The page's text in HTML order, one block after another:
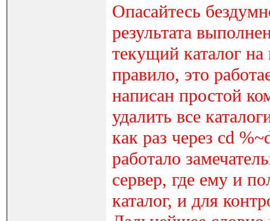
Опасайтесь
результата
текущий каталог
правило, это
написан простой
удалить все
как раз через cd
работало
сервер, где ему и
каталог, и для